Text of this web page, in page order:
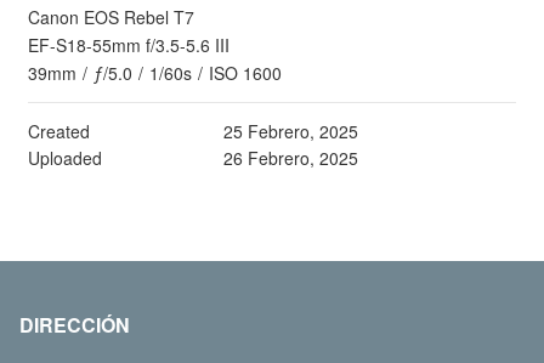
Canon EOS Rebel T7
EF-S18-55mm f/3.5-5.6 III
39mm / ƒ/5.0 / 1/60s / ISO 1600
Created
25 Febrero, 2025
Uploaded
26 Febrero, 2025
DIRECCIÓN